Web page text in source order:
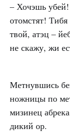
– Хочэшь
отомстят! Тибя
твой, атэц –
не скажу, жи
Метнувшись
ножницы по
мизинец
дикий ор.